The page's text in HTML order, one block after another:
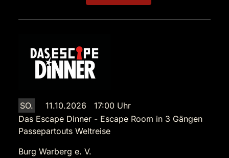
SO.
11.10.2026 17:00 Uhr
Das Escape Dinner - Escape Room in 3 Gängen
Passepartouts Weltreise
Burg Warberg e. V.